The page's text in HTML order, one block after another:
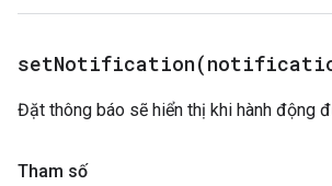
setNotification(
Đặt thông báo sẽ hiển thị khi hành động
Tham số